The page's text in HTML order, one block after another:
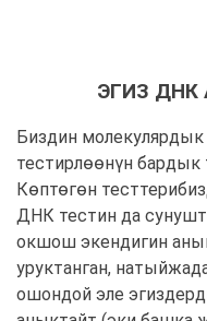
ЭГИЗ ДНК
Биздин
тестирлөөнүн
Көптөгөн
ДНК тестин да
окшош экендигин
уруктанган,
ошондой эле